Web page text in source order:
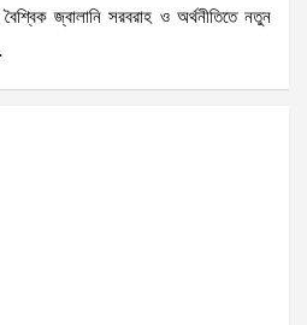
জ্বালানি সরবরাহ ও অর্থনীতিতে নতুন